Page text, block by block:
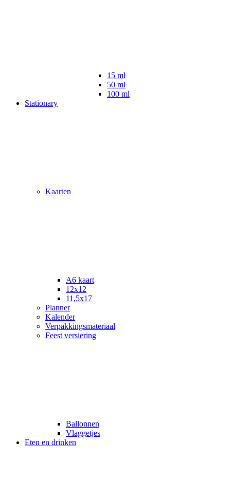
15 ml
50 ml
100 ml
Stationary
Kaarten
A6 kaart
12x12
11,5x17
Planner
Kalender
Verpakkingsmateriaal
Feest versiering
Ballonnen
Vlaggetjes
Eten en drinken